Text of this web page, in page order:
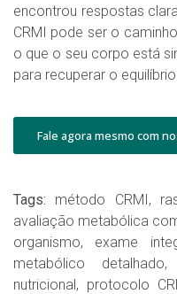
encontrou respostas
CRMI pode ser o
o que o seu corpo está
para recuperar o
Fale agora mesmo com
Tags: método CRMI,
avaliação metabólica
organismo, exame
metabólico detalhado,
nutricional, protocolo